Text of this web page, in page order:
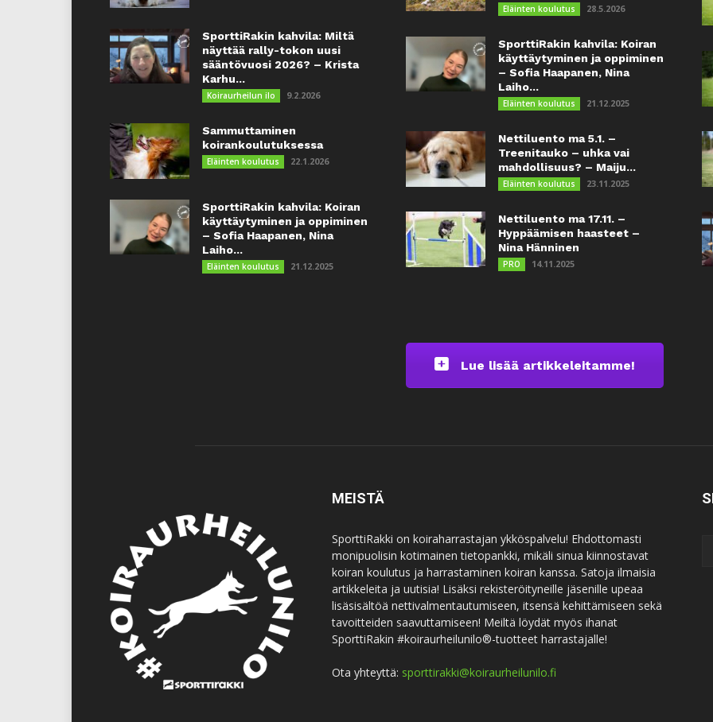
SporttiRakin kahvila: Miltä
näyttää rally-tokon uusi
sääntövuosi 2026? – Krista
Karhu...
Koiraurheilun ilo 9.2.2026
Sammuttaminen
koirankoulutuksessa
Eläinten koulutus 22.1.2026
SporttiRakin kahvila: Koiran
käyttäytyminen ja oppiminen
– Sofia Haapanen, Nina
Laiho...
Eläinten koulutus 21.12.2025
Eläinten koulutus 28.5.2026
SporttiRakin kahvila: Koiran
käyttäytyminen ja oppiminen
– Sofia Haapanen, Nina
Laiho...
Eläinten koulutus 21.12.2025
Nettiluento ma 5.1. –
Treenitauko – uhka vai
mahdollisuus? – Maiju...
Eläinten koulutus 23.11.2025
Nettiluento ma 17.11. –
Hyppäämisen haasteet –
Nina Hänninen
PRO 14.11.2025
Lue lisää artikkeleitamme!
MEISTÄ
SporttiRakki on koiraharrastajan ykköspalvelu! Ehdottomasti
monipuolisin kotimainen tietopankki, mikäli sinua kiinnostavat
koiran koulutus ja harrastaminen koiran kanssa. Satoja ilmaisia
artikkeleita ja uutisia! Lisäksi rekisteröityneille jäsenille upeaa
lisäsisältöä nettivalmentautumiseen, itsensä kehittämiseen sekä
tavoitteiden saavuttamiseen! Meiltä löydät myös ihanat
SporttiRakin #koiraurheilunilo®-tuotteet harrastajalle!
Ota yhteyttä: sporttirakki@koiraurheilunilo.fi